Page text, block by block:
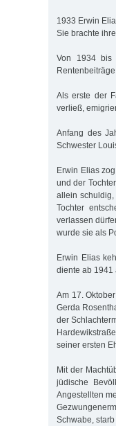
1933 Erwin
Sie brachte
Von 1934 bis
Als erste der
verließ,
Anfang des
Schwester
Erwin Elias
und der
allein
Tochter
verlassen
wurde sie als
Erwin Elias
diente ab 1941
Am 17.
Gerda
der
seiner ersten
Mit der
jüdische
Angestellten
Schwabe,